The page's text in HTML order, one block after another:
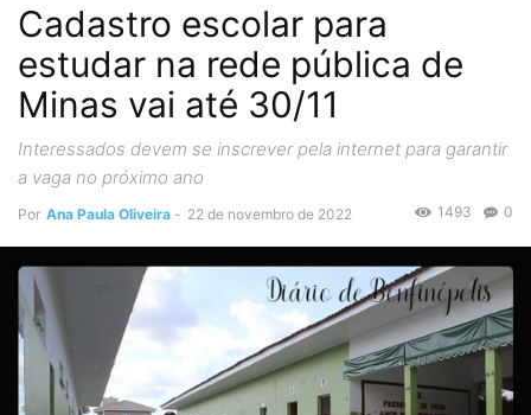
Cadastro escolar para
estudar na rede pública de
Minas vai até 30/11
Interessados devem se inscrever pela internet para garantir
a vaga no próximo ano
Por Ana Paula Oliveira - 22 de novembro de 2022 0
1493